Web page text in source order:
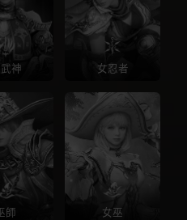
神 女忍者
師 女巫